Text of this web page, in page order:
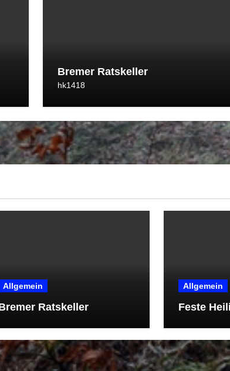
Bremer Ratskeller
hk1418
Allgemein
Ratskeller
Allgemein
Feste